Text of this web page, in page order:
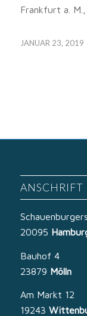
Frankfurt a.
JANUAR 23, 2019
ANSCHRIFT
20095
Bauhof 4
23879 Mölln
Am Markt 12
19243